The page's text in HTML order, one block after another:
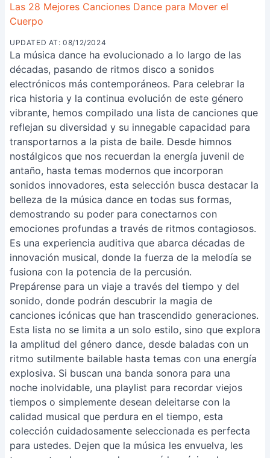
Las 28 Mejores Canciones Dance para Mover el
Cuerpo
UPDATED AT: 08/12/2024
La música dance ha evolucionado a lo largo de las
décadas, pasando de ritmos disco a sonidos
electrónicos más contemporáneos. Para celebrar la
rica historia y la continua evolución de este género
vibrante, hemos compilado una lista de canciones que
reflejan su diversidad y su innegable capacidad para
transportarnos a la pista de baile. Desde himnos
nostálgicos que nos recuerdan la energía juvenil de
antaño, hasta temas modernos que incorporan
sonidos innovadores, esta selección busca destacar la
belleza de la música dance en todas sus formas,
demostrando su poder para conectarnos con
emociones profundas a través de ritmos contagiosos.
Es una experiencia auditiva que abarca décadas de
innovación musical, donde la fuerza de la melodía se
fusiona con la potencia de la percusión.
Prepárense para un viaje a través del tiempo y del
sonido, donde podrán descubrir la magia de
canciones icónicas que han trascendido generaciones.
Esta lista no se limita a un solo estilo, sino que explora
la amplitud del género dance, desde baladas con un
ritmo sutilmente bailable hasta temas con una energía
explosiva. Si buscan una banda sonora para una
noche inolvidable, una playlist para recordar viejos
tiempos o simplemente desean deleitarse con la
calidad musical que perdura en el tiempo, esta
colección cuidadosamente seleccionada es perfecta
para ustedes. Dejen que la música les envuelva, les